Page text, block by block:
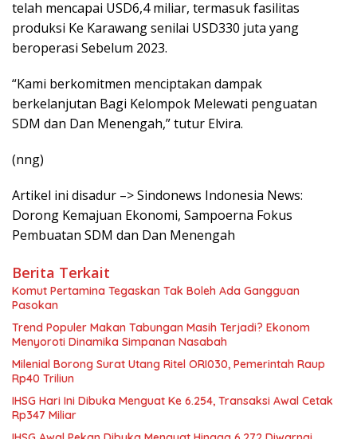
telah mencapai USD6,4 miliar, termasuk fasilitas
produksi Ke Karawang senilai USD330 juta yang
beroperasi Sebelum 2023.
“Kami berkomitmen menciptakan dampak
berkelanjutan Bagi Kelompok Melewati penguatan
SDM dan Dan Menengah,” tutur Elvira.
(nng)
Artikel ini disadur –> Sindonews Indonesia News:
Dorong Kemajuan Ekonomi, Sampoerna Fokus
Pembuatan SDM dan Dan Menengah
Berita Terkait
Komut Pertamina Tegaskan Tak Boleh Ada Gangguan
Pasokan
Trend Populer Makan Tabungan Masih Terjadi? Ekonom
Menyoroti Dinamika Simpanan Nasabah
Milenial Borong Surat Utang Ritel ORI030, Pemerintah Raup
Rp40 Triliun
IHSG Hari Ini Dibuka Menguat Ke 6.254, Transaksi Awal Cetak
Rp347 Miliar